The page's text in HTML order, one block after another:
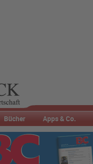
Bücher Apps & Co.